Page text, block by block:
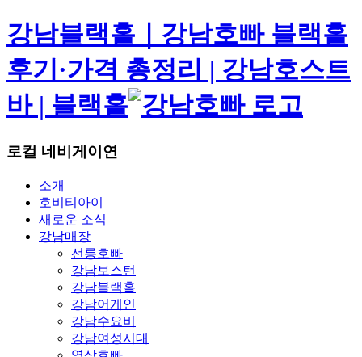
강남블랙홀｜강남호빠 블랙홀
후기·가격 총정리 | 강남호스트
바 | 블랙홀
로컬 네비게이연
소개
호비티아이
새로운 소식
강남매장
선릉호빠
강남보스턴
강남블랙홀
강남어게인
강남수요비
강남여성시대